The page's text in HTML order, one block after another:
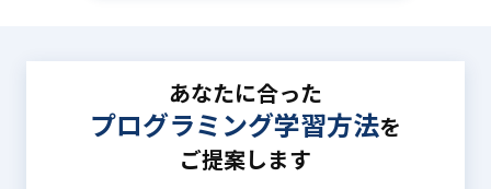
あなたに合った
プログラミング学習方法を
ご提案します